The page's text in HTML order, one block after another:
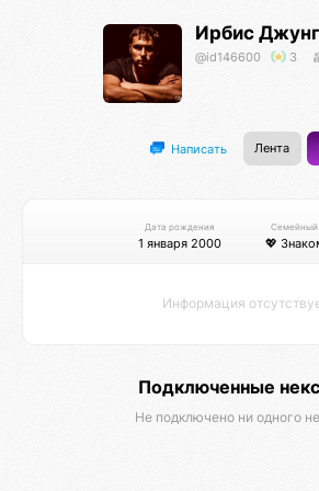
Ирбис
@id146600 3
Написать Лента
Дата рождения
1 января 2000
Семейный
💖
Информация
Подключенные
Не подключено ни одного